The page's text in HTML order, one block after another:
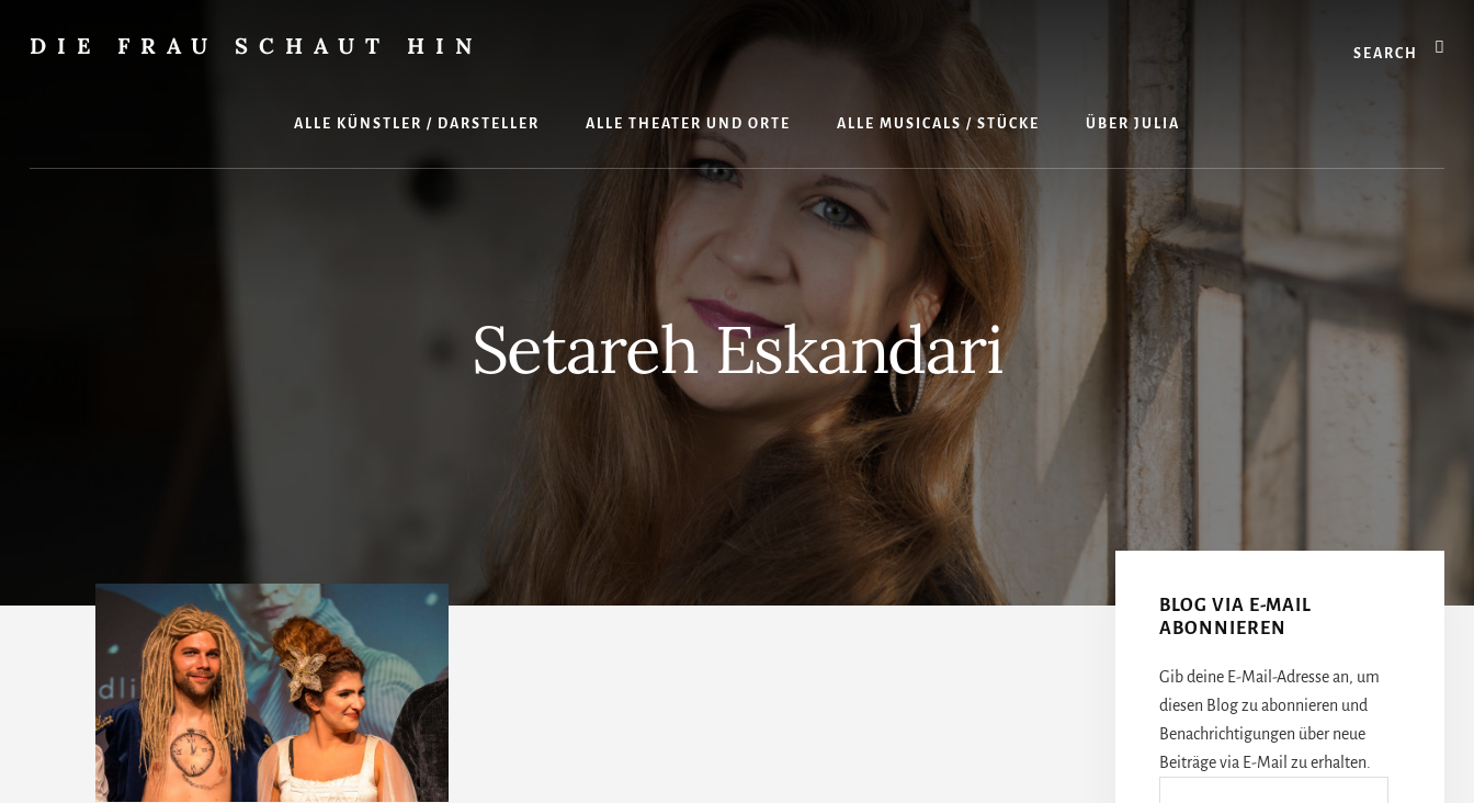
content
Seitenspalte
springen
DIE FRAU SCHAUT HIN
ALLE KÜNSTLER / DARSTELLER ALLE THEATER UND ORTE ALLE MUSICALS / STÜCKE ÜBER JULIA
Setareh Eskandari
BLOG VIA E-MAIL
ABONNIEREN
Gib deine E-Mail-Adresse an, um
diesen Blog zu abonnieren und
Benachrichtigungen über neue
Beiträge via E-Mail zu erhalten.